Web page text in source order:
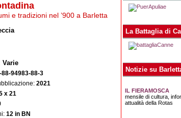
e tradizioni nel ’900 a Barletta
Varie
88-94983-88-3
2021
x 21
12 in BN
La Battaglia di
Notizie su
IL FIERAMOSCA
mensile di cultura,
attualità della Rotas